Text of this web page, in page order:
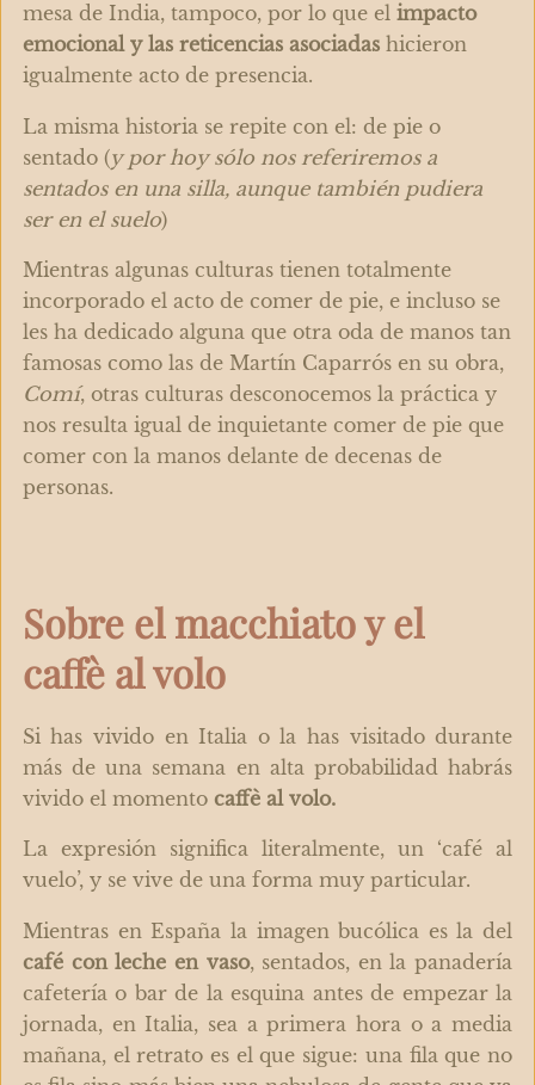
mesa de India, tampoco, por lo que el impacto
emocional y las reticencias asociadas hicieron
igualmente acto de presencia.
La misma historia se repite con el: de pie o
sentado (y por hoy sólo nos referiremos a
sentados en una silla, aunque también pudiera
ser en el suelo)
Mientras algunas culturas tienen totalmente
incorporado el acto de comer de pie, e incluso se
les ha dedicado alguna que otra oda de manos tan
famosas como las de Martín Caparrós en su obra,
Comí, otras culturas desconocemos la práctica y
nos resulta igual de inquietante comer de pie que
comer con la manos delante de decenas de
personas.
Sobre el macchiato y el
caffè al volo
Si has vivido en Italia o la has visitado durante
más de una semana en alta probabilidad habrás
vivido el momentocaffè al volo.
La expresión significa literalmente, un ‘café al
vuelo’, y se vive de una forma muy particular.
Mientras en España la imagen bucólica es la del
café con leche en vaso, sentados, en la panadería
cafetería o bar de la esquina antes de empezar la
jornada, en Italia, sea a primera hora o a media
mañana, el retrato es el que sigue: una fila que no